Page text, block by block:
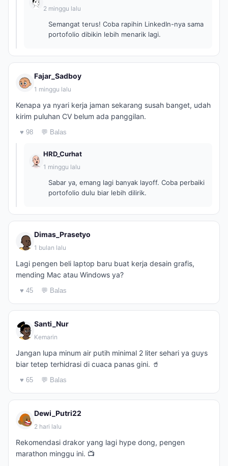
2 minggu lalu
Semangat terus! Coba rapihin LinkedIn-nya sama
portofolio dibikin lebih menarik lagi.
Fajar_Sadboy
1 minggu lalu
Kenapa ya nyari kerja jaman sekarang susah banget, udah
kirim puluhan CV belum ada panggilan.
♥ 98 💬 Balas
HRD_Curhat
1 minggu lalu
Sabar ya, emang lagi banyak layoff. Coba perbaiki
portofolio dulu biar lebih dilirik.
Dimas_Prasetyo
1 bulan lalu
Lagi pengen beli laptop baru buat kerja desain grafis,
mending Mac atau Windows ya?
♥ 45 💬 Balas
Santi_Nur
Kemarin
Jangan lupa minum air putih minimal 2 liter sehari ya guys
biar tetep terhidrasi di cuaca panas gini. 🥤
♥ 65 💬 Balas
Dewi_Putri22
2 hari lalu
Rekomendasi drakor yang lagi hype dong, pengen
marathon minggu ini. 📺